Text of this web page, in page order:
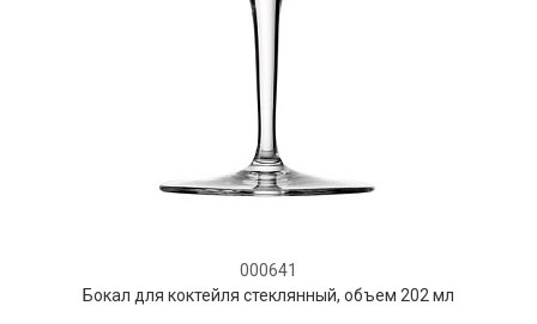
000641
Бокал для коктейля стеклянный, объем 202 мл